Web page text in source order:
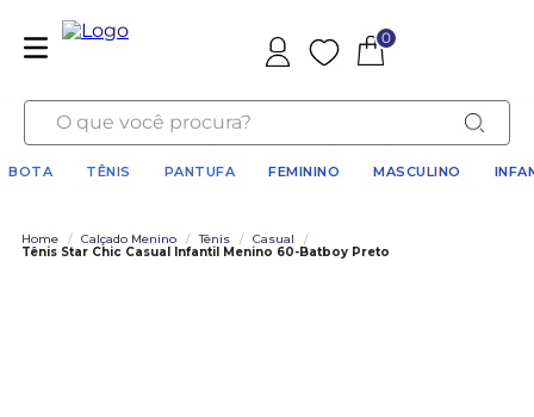
Favoritos
0
O que você procura?
BOTA TÊNIS PANTUFA FEMININO MASCULINO
Home / Calçado Menino / Tênis / Casual
/
Tênis Star Chic Casual Infantil Menino 60-Batboy Preto